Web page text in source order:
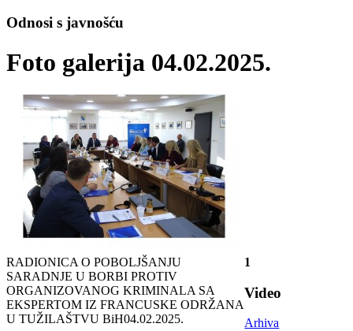
Odnosi s javnošću
Foto galerija 04.02.2025.
RADIONICA O POBOLJŠANJU
SARADNJE U BORBI PROTIV
ORGANIZOVANOG KRIMINALA SA
EKSPERTOM IZ FRANCUSKE ODRŽANA
U TUŽILAŠTVU BiH04.02.2025.
1
Video
Arhiva